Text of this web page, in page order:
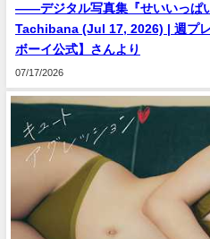
――デジタル写真集『せいいっぱ
Tachibana (Jul 17, 2026) | 週プ
ボーイ公式】さんより
07/17/2026